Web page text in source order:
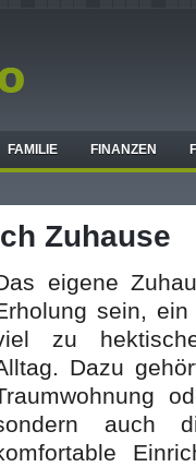
FAMILIE FINANZEN
Zuhause
eigene
sein,
zu
Dazu
auch